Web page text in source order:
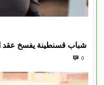
شباب قسنطينة يفسخ عقد
0